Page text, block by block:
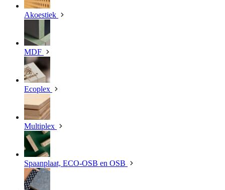
Akoestiek
MDF
Ecoplex
Multiplex
Spaanplaat, ECO-OSB en OSB